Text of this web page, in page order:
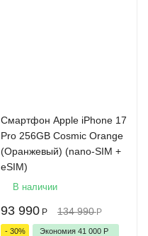
Cмартфон Apple iPhone 17
Pro 256GB Cosmic Orange
(Оранжевый) (nano-SIM +
eSIM)
В наличии
93 990 Р 134 990 Р
- 30% Экономия 41 000 Р